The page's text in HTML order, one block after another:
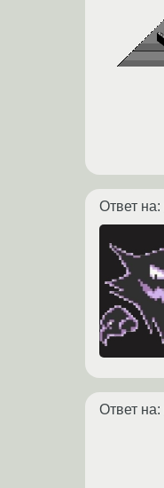
Ответ на:
Ответ на: